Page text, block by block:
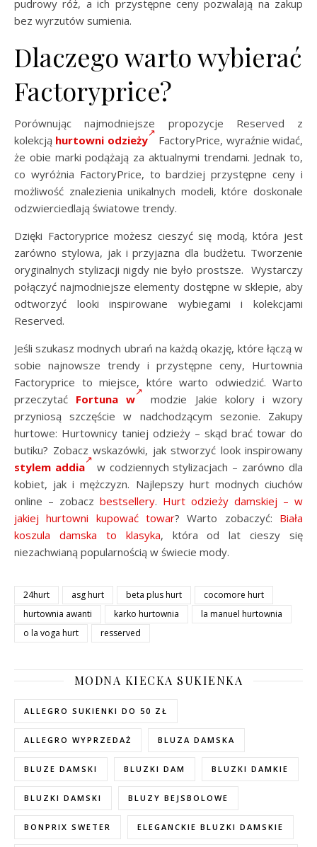
pudrowy róż, a ich przystępne ceny pozwalają na zakup
bez wyrzutów sumienia.
Dlaczego warto wybierać
Factoryprice?
Porównując najmodniejsze propozycje Reserved z
kolekcją hurtowni odzieży
FactoryPrice, wyraźnie widać,
że obie marki podążają za aktualnymi trendami. Jednak to,
co wyróżnia FactoryPrice, to bardziej przystępne ceny i
możliwość znalezienia unikalnych modeli, które doskonale
odzwierciedlają światowe trendy.
Dzięki Factoryprice możesz cieszyć się modą, która jest
zarówno stylowa, jak i przyjazna dla budżetu. Tworzenie
oryginalnych stylizacji nigdy nie było prostsze. Wystarczy
połączyć najmodniejsze elementy dostępne w sklepie, aby
odtworzyć looki inspirowane wybiegami i kolekcjami
Reserved.
Jeśli szukasz modnych ubrań na każdą okazję, które łączą w
sobie najnowsze trendy i przystępne ceny, Hurtownia
Factoryprice to miejsce, które warto odwiedzić. Warto
przeczytać Fortuna w
modzie Jakie kolory i wzory
przyniosą szczęście w nadchodzącym sezonie. Zakupy
hurtowe: Hurtownicy taniej odzieży – skąd brać towar do
butiku? Zobacz wskazówki, jak stworzyć look inspirowany
stylem addia
w codziennych stylizacjach – zarówno dla
kobiet, jak i mężczyzn. Najlepszy hurt modnych ciuchów
online – zobacz bestsellery. Hurt odzieży damskiej – w
jakiej hurtowni kupować towar? Warto zobaczyć: Biała
koszula damska to klasyka, która od lat cieszy się
niezachwianą popularnością w świecie mody.
24hurt asg hurt beta plus hurt
cocomore hurt
hurtownia awanti
karko hurtownia
la manuel hurtownia
o la voga hurt
resserved
MODNA KIECKA SUKIENKA
ALLEGRO SUKIENKI DO 50 ZŁ
ALLEGRO WYPRZEDAŻ BLUZA DAMSKA
BLUZE DAMSKI BLUZKI DAM BLUZKI DAMKIE
BLUZKI DAMSKI BLUZY BEJSBOLOWE
BONPRIX SWETER ELEGANCKIE BLUZKI DAMSKIE